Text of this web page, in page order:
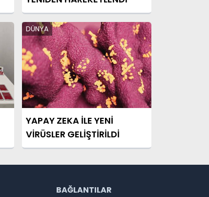
DÜNYA
YAPAY ZEKA İLE YENİ
VİRÜSLER GELİŞTİRİLDİ
BAĞLANTILAR